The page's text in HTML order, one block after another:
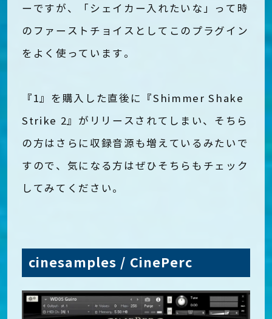
ーですが、「シェイカー入れたいな」って時
のファーストチョイスとしてこのプラグイン
をよく使っています。
『1』を購入した直後に『Shimmer Shake
Strike 2』がリリースされてしまい、そちら
の方はさらに収録音源も増えているみたいで
すので、気になる方はぜひそちらもチェック
してみてください。
cinesamples / CinePerc